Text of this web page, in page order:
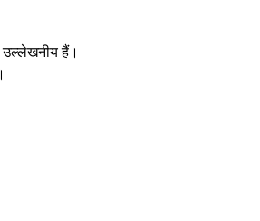
उल्लेखनीय हैं।